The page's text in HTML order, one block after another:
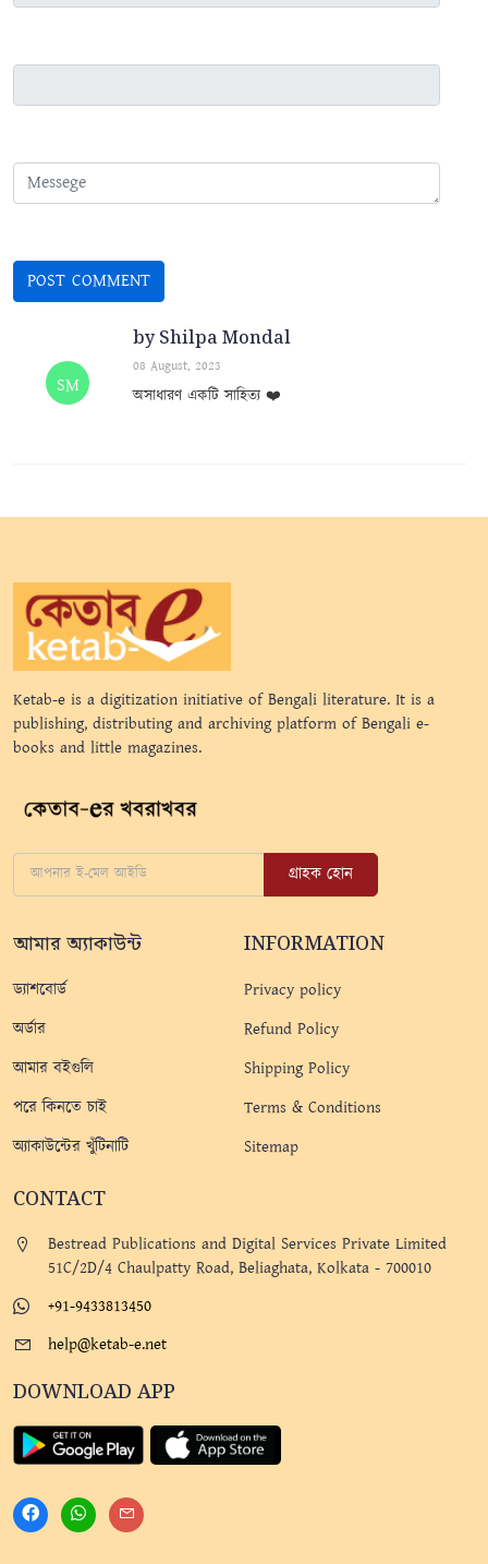
SM
by Shilpa Mondal
08 August, 2023
অসাধারণ একটি সাহিত্য ❤️
Ketab-e is a digitization initiative of Bengali literature. It is a
publishing, distributing and archiving platform of Bengali e-
books and little magazines.
গ্রাহক হোন
আমার অ্যাকাউন্ট
ড্যাশবোর্ড
অর্ডার
আমার বইগুলি
পরে কিনতে চাই
অ্যাকাউন্টের খুঁটিনাটি
INFORMATION
Privacy policy
Refund Policy
Shipping Policy
Terms & Conditions
Sitemap
CONTACT
Bestread Publications and Digital Services Private Limited
51C/2D/4 Chaulpatty Road, Beliaghata, Kolkata - 700010
+91-9433813450
help@ketab-e.net
DOWNLOAD APP